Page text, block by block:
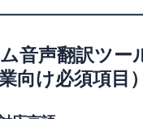
音声翻訳ツー
向け必須項目）